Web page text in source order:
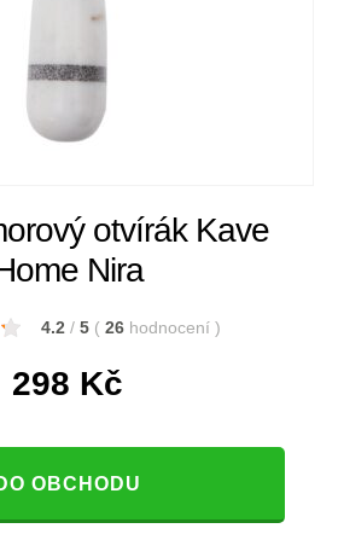
otvírák Kave
Nira
4.2 / 5 ( 26 hodnocení )
298 Kč
OBCHODU